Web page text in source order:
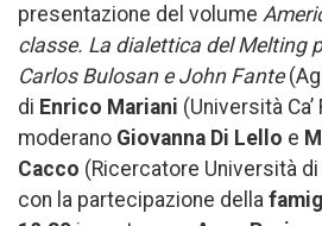
presentazione del volume
classe. La dialettica del Melting
Carlos Bulosan e John Fante
di Enrico Mariani (Università
moderano Giovanna Di Lello e
Cacco (Ricercatore Università di
con la partecipazione della